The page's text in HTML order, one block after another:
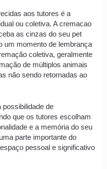
aos tutores é a
ou coletiva. A cremacao
as cinzas do seu pet
um momento de lembrança
coletiva, geralmente
de múltiplos animais
não sendo retornadas ao
possibilidade de
que os tutores escolham
e a memória do seu
parte importante do
pessoal e significativo